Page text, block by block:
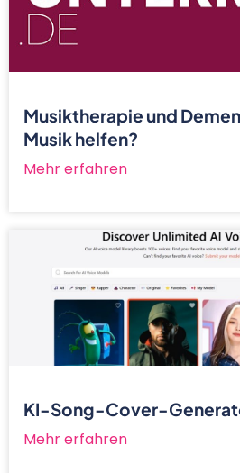
Musiktherapie und
Musik helfen?
Mehr erfahren
KI-Song-Cover-
Mehr erfahren